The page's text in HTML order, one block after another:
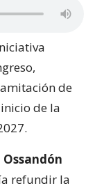
de
de la
refundir la